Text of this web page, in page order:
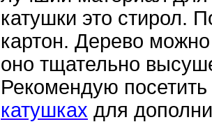
катушки это стирол.
картон. Дерево можно
оно тщательно
Рекомендую
катушках для